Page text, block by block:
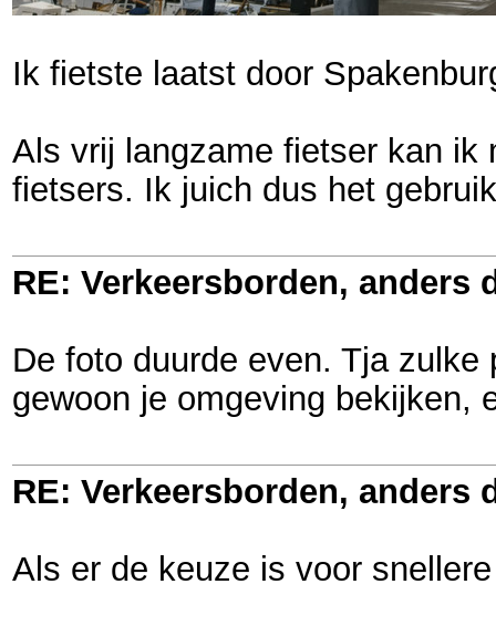
Ik fietste laatst door
Als vrij langzame fietser kan ik
fietsers. Ik juich dus het
RE: Verkeersborden, anders
De foto duurde even. Tja
gewoon je omgeving bekijken,
RE: Verkeersborden, anders
Als er de keuze is voor